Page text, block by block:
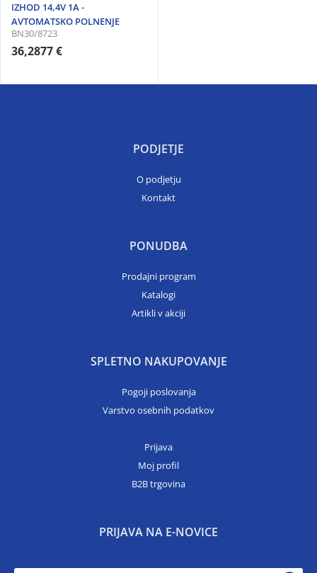
IZHOD 14,4V 1A -
AVTOMATSKO POLNENJE
BN30/8723
36,2877 €
PODJETJE
O podjetju
Kontakt
PONUDBA
Prodajni program
Katalogi
Artikli v akciji
SPLETNO NAKUPOVANJE
Pogoji poslovanja
Varstvo osebnih podatkov
Prijava
Moj profil
B2B trgovina
PRIJAVA NA E-NOVICE